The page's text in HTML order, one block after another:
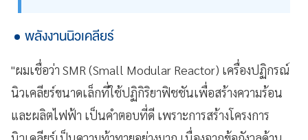
พลังงานนิวเคลียร์
"ผมเชื่อว่า SMR (Small Modular Reactor) เครื่องปฏิกรณ์
นิวเคลียร์ขนาดเล็กที่ใช้ปฏิกิริยาฟิชชันเพื่อสร้างความร้อน
และผลิตไฟฟ้า เป็นคำตอบที่ดี เพราะการสร้างโครงการ